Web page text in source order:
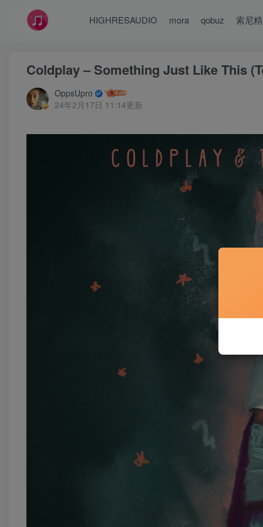
HIGHRESAUDIO mora qobuz 索尼
Coldplay – Something Just Like This
OppsUpro
24年2月17日 11:14更新